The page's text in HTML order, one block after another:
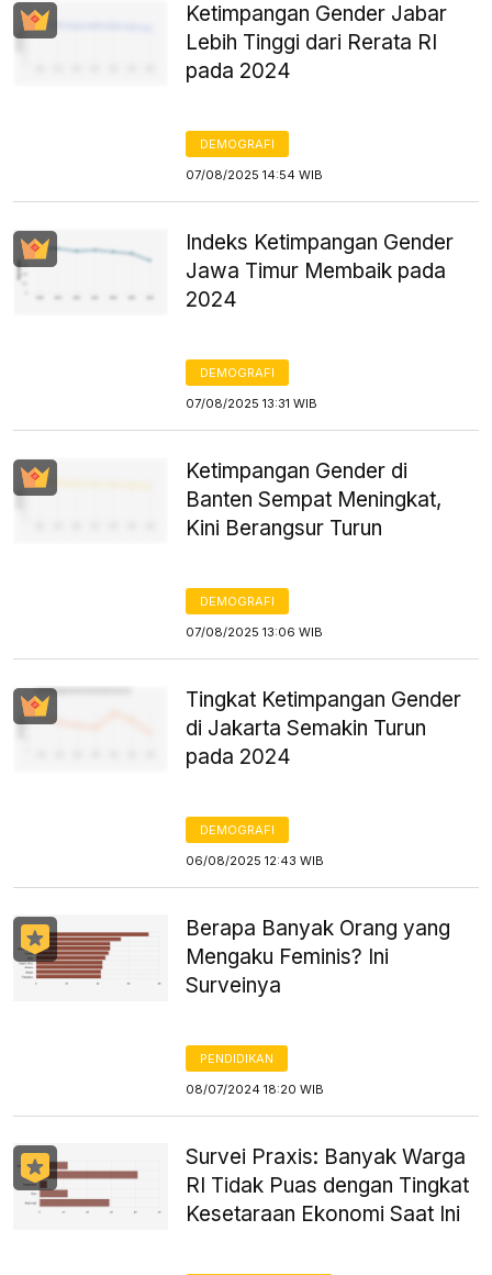
Ketimpangan Gender Jabar
Lebih Tinggi dari Rerata RI
pada 2024
DEMOGRAFI
07/08/2025 14:54 WIB
Indeks Ketimpangan Gender
Jawa Timur Membaik pada
2024
DEMOGRAFI
07/08/2025 13:31 WIB
Ketimpangan Gender di
Banten Sempat Meningkat,
Kini Berangsur Turun
DEMOGRAFI
07/08/2025 13:06 WIB
Tingkat Ketimpangan Gender
di Jakarta Semakin Turun
pada 2024
DEMOGRAFI
06/08/2025 12:43 WIB
Berapa Banyak Orang yang
Mengaku Feminis? Ini
Surveinya
PENDIDIKAN
08/07/2024 18:20 WIB
Survei Praxis: Banyak Warga
RI Tidak Puas dengan Tingkat
Kesetaraan Ekonomi Saat Ini